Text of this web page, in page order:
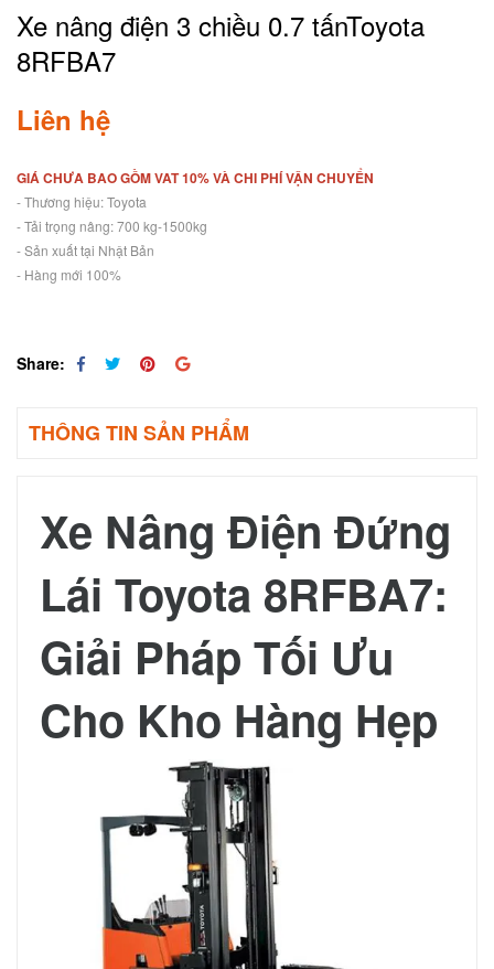
Xe nâng điện 3 chiều 0.7 tấnToyota
8RFBA7
Liên hệ
GIÁ CHƯA BAO GỒM VAT 10% VÀ CHI PHÍ VẬN CHUYỂN
- Thương hiệu: Toyota
- Tải trọng nâng: 700 kg-1500kg
- Sản xuất tại Nhật Bản
- Hàng mới 100%
Share:
THÔNG TIN SẢN PHẨM
Xe Nâng Điện Đứng
Lái Toyota 8RFBA7:
Giải Pháp Tối Ưu
Cho Kho Hàng Hẹp